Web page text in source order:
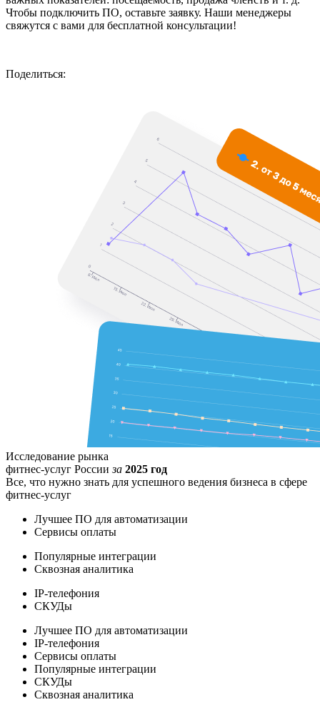
Чтобы подключить ПО, оставьте заявку. Наши менеджеры
свяжутся с вами для бесплатной консультации!
Поделиться:
Исследование рынка
фитнес-услуг Россииза 2025 год
Все, что нужно знать для успешного ведения бизнеса в сфере
фитнес-услуг
Лучшее ПО для автоматизации
Сервисы оплаты
Популярные интеграции
Сквозная аналитика
IP-телефония
СКУДы
Лучшее ПО для автоматизации
IP-телефония
Сервисы оплаты
Популярные интеграции
СКУДы
Сквозная аналитика